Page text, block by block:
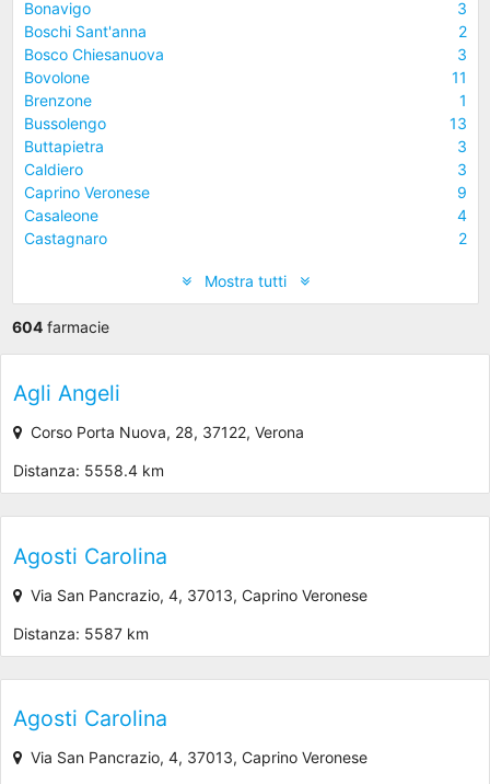
Bonavigo
3
Boschi Sant'anna
2
Bosco Chiesanuova
3
Bovolone
11
Brenzone
1
Bussolengo
13
Buttapietra
3
Caldiero
3
Caprino Veronese
9
Casaleone
4
Castagnaro
2
Mostra tutti
604farmacie
Agli Angeli
Corso Porta Nuova, 28, 37122, Verona
Distanza: 5558.4 km
Agosti Carolina
Via San Pancrazio, 4, 37013, Caprino Veronese
Distanza: 5587 km
Agosti Carolina
Via San Pancrazio, 4, 37013, Caprino Veronese